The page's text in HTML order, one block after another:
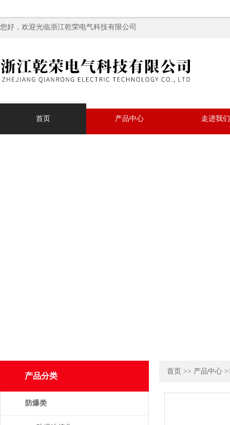
您好，欢迎光临浙江乾荣电气科技有限公司
首页 产品中心 走进我们
首页 >> 产品中心
产品分类
防爆类